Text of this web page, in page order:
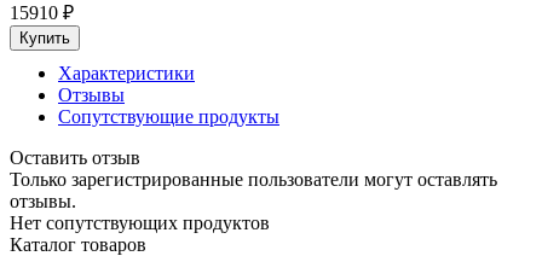
15910 ₽
Характеристики
Отзывы
Сопутствующие продукты
Оставить отзыв
Только зарегистрированные пользователи могут оставлять
отзывы.
Нет сопутствующих продуктов
Каталог товаров